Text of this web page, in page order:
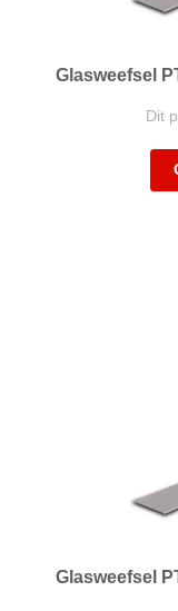
Glasweefsel
Dit
Glasweefsel